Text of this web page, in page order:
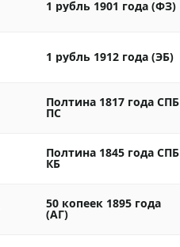
1 рубль 1901 года (ФЗ)
1 рубль 1912 года (ЭБ)
Полтина 1817 года СПБ
ПС
Полтина 1845 года СПБ
КБ
50 копеек 1895 года
(АГ)